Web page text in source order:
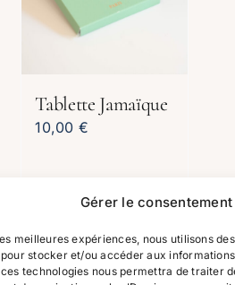
Gérer le consentement
meilleures expériences, nous utilisons
stocker et/ou accéder aux
technologies nous permettra de traiter
Tablette Jamaïque
10,00 €
Ajouter au
panier
Aperçu